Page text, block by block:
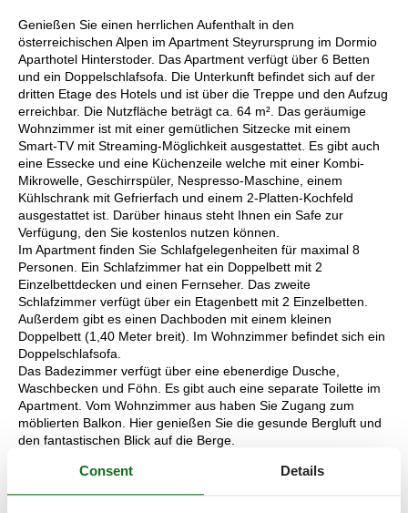
Genießen Sie einen herrlichen Aufenthalt in den
österreichischen Alpen im Apartment Steyrursprung im Dormio
Aparthotel Hinterstoder. Das Apartment verfügt über 6 Betten
und ein Doppelschlafsofa. Die Unterkunft befindet sich auf der
dritten Etage des Hotels und ist über die Treppe und den Aufzug
erreichbar. Die Nutzfläche beträgt ca. 64 m². Das geräumige
Wohnzimmer ist mit einer gemütlichen Sitzecke mit einem
Smart-TV mit Streaming-Möglichkeit ausgestattet. Es gibt auch
eine Essecke und eine Küchenzeile welche mit einer Kombi-
Mikrowelle, Geschirrspüler, Nespresso-Maschine, einem
Kühlschrank mit Gefrierfach und einem 2-Platten-Kochfeld
ausgestattet ist. Darüber hinaus steht Ihnen ein Safe zur
Verfügung, den Sie kostenlos nutzen können.
Im Apartment finden Sie Schlafgelegenheiten für maximal 8
Personen. Ein Schlafzimmer hat ein Doppelbett mit 2
Einzelbettdecken und einen Fernseher. Das zweite
Schlafzimmer verfügt über ein Etagenbett mit 2 Einzelbetten.
Außerdem gibt es einen Dachboden mit einem kleinen
Doppelbett (1,40 Meter breit). Im Wohnzimmer befindet sich ein
Doppelschlafsofa.
Das Badezimmer verfügt über eine ebenerdige Dusche,
Waschbecken und Föhn. Es gibt auch eine separate Toilette im
Apartment. Vom Wohnzimmer aus haben Sie Zugang zum
möblierten Balkon. Hier genießen Sie die gesunde Bergluft und
den fantastischen Blick auf die Berge.
Parkplatz direkt vor dem Hotel parken und kostenloses WLAN
nutzen. Darüber hinaus haben Sie als Gast unseres Hotels
Consent Details